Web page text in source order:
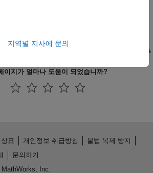
on BeagleBone Black hardware to control a
이지가 얼마나 도움이 되었습니까?
지역별 지사에 문의
표 개인정보 취급방침
불법 복제 방지
문의하기
Inc.